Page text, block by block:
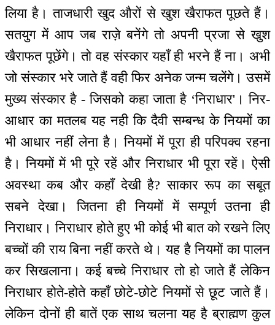
लिया है। ताजधारी खुद औरों से खुश खैराफत पूछते हैं।
सतयुग में आप जब राज़े बनेंगे तो अपनी प्रजा से खुश
खैराफत पूछेंगे। तो वह संस्कार यहाँ ही भरने हैं ना। अभी
जो संस्कार भरे जाते हैं वही फिर अनेक जन्म चलेंगे। उसमें
मुख्य संस्कार है - जिसको कहा जाता है ‘निराधार'। निर-
आधार का मतलब यह नही कि दैवी सम्बन्ध के नियमों का
भी आधार नहीं लेना है। नियमों में पूरा ही परिपक्व रहना
है। नियमों में भी पूरे रहें और निराधार भी पूरा रहें। ऐसी
अवस्था कब और कहाँ देखी है? साकार रूप का सबूत
सबने देखा। जितना ही नियमों में सम्पूर्ण उतना ही
निराधार। निराधार होते हुए भी कोई भी बात को रखने लिए
बच्चों की राय बिना नहीं करते थे। यह है नियमों का पालन
कर सिखलाना। कई बच्चे निराधार तो हो जाते हैं लेकिन
निराधार होते-होते कहाँ छोटे-छोटे नियमों से छूट जाते हैं।
लेकिन दोनों ही बातें एक साथ चलना यह है ब्राह्मण कुल